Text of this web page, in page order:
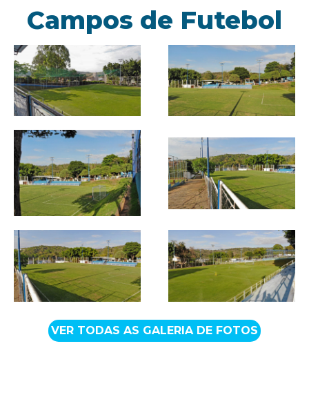
Campos de Futebol
VER TODAS AS GALERIA DE FOTOS